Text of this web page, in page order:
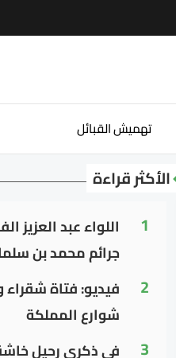
تهميش القبائل
الأكثر قراءة
1
اللواء عبد العزيز
جرائم محمد بن
2
فيديو: فتاة
شوارع المملكة
3
في ذكرى رحيل